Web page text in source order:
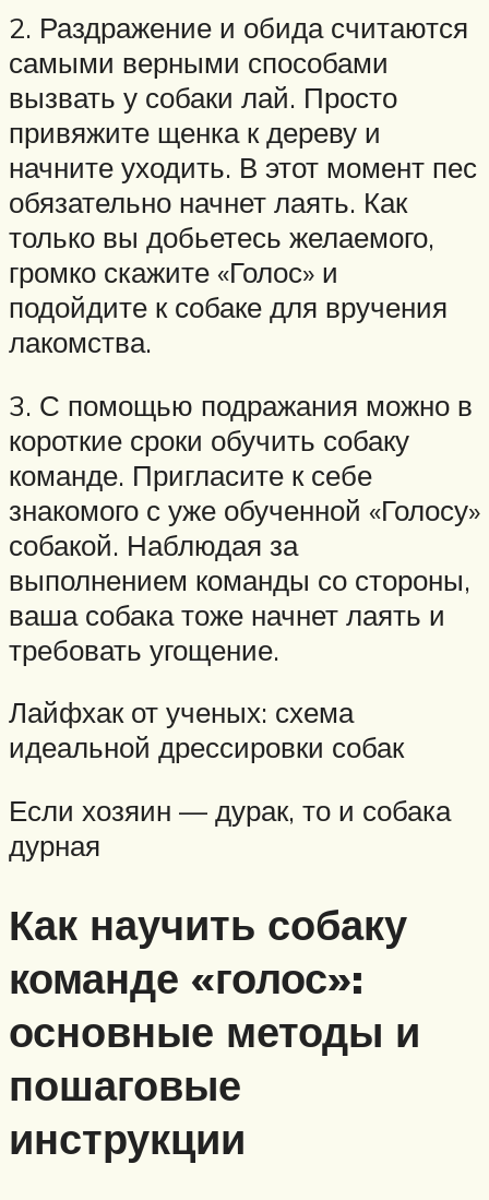
2. Раздражение и обида считаются
самыми верными способами
вызвать у собаки лай. Просто
привяжите щенка к дереву и
начните уходить. В этот момент пес
обязательно начнет лаять. Как
только вы добьетесь желаемого,
громко скажите «Голос» и
подойдите к собаке для вручения
лакомства.
3. С помощью подражания можно в
короткие сроки обучить собаку
команде. Пригласите к себе
знакомого с уже обученной «Голосу»
собакой. Наблюдая за
выполнением команды со стороны,
ваша собака тоже начнет лаять и
требовать угощение.
Лайфхак от ученых: схема
идеальной дрессировки собак
Если хозяин — дурак, то и собака
дурная
Как научить собаку
команде «голос»:
основные методы и
пошаговые
инструкции